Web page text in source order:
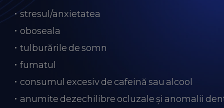
stresul/anxietatea
oboseala
tulburările de somn
fumatul
consumul excesiv de cafeină sau alcool
anumite dezechilibre ocluzale și anomalii